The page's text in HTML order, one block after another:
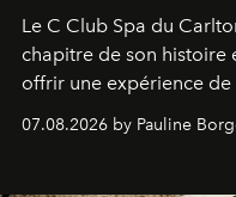
Le C Club Spa du
chapitre de son histoire
offrir une expérience
expertise se rencontrent.
07.08.2026 by Pauline